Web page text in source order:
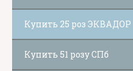
Купить 25 роз ЭКВАДОР
Купить 51 розу СПб